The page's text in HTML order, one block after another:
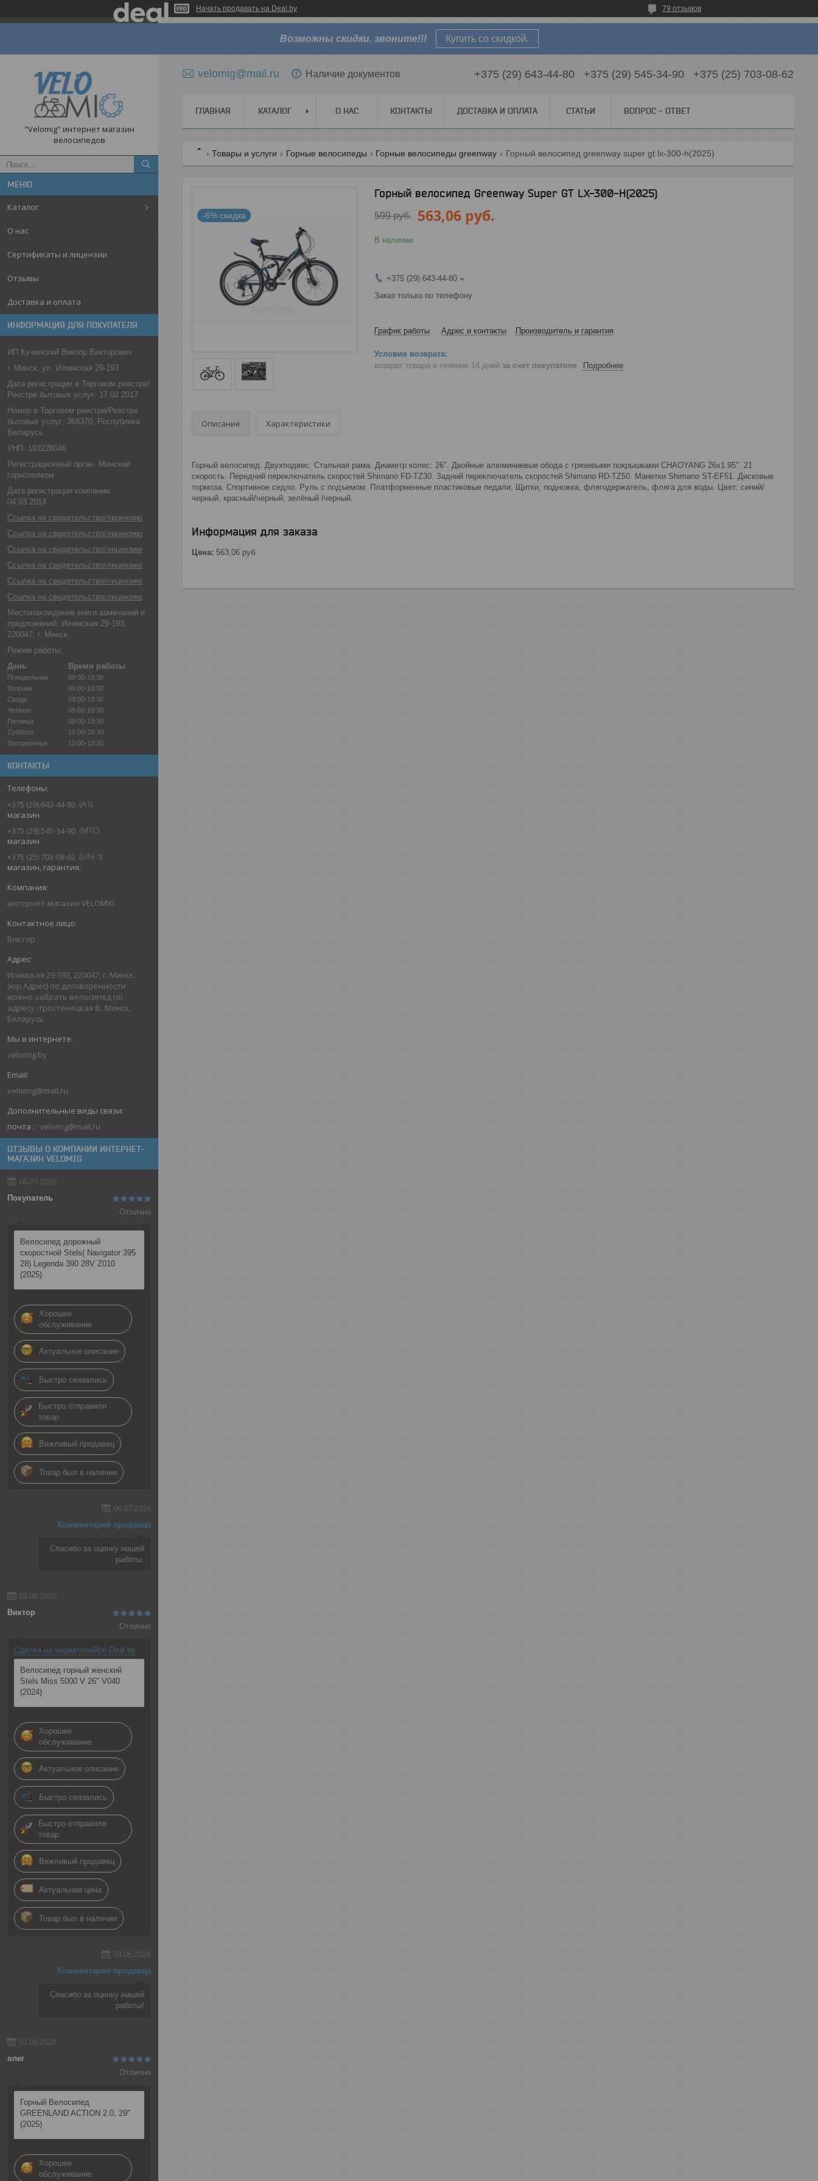
Начать продавать на Deal.by 79 отзывов
Возможны скидки, звоните!!! Купить со скидкой.
"Velomig" интернет магазин
велосипедов
Каталог
О нас
Сертификаты и лицензии
Отзывы
Доставка и оплата
ИНФОРМАЦИЯ ДЛЯ ПОКУПАТЕЛЯ
ИП Кучинский Виктор Викторович
г. Минск, ул. Илимская 29-193
Дата регистрации в Торговом реестре/
Реестре бытовых услуг: 17.02.2017
Номер в Торговом реестре/Реестре
бытовых услуг: 368370, Республика
Беларусь
УНП: 192228046
Регистрационный орган: Минский
горисполком
Дата регистрации компании:
04.03.2014
Ссылка на свидетельство/лицензию
Ссылка на свидетельство/лицензию
Ссылка на свидетельство/лицензию
Ссылка на свидетельство/лицензию
Ссылка на свидетельство/лицензию
Ссылка на свидетельство/лицензию
Местонахождение книги замечаний и
предложений: Илимская 29-193,
220047, г. Минск
Режим работы:
День
Время работы
Понедельник
09:00-19:30
Вторник
09:00-19:30
Среда
09:00-19:30
Четверг
09:00-19:30
Пятница
09:00-19:30
Суббота
10:00-18:30
Воскресенье
10:00-18:30
КОНТАКТЫ
+375 (29) 643-44-80 A1
магазин
+375 (29) 545-34-90
MTC
магазин
+375 (25) 703-08-62
Life :)
магазин, гарантия.
интернет-магазин VELOMIG
Виктор
Илимская 29-193, 220047, г. Минск.
(юр.Адрес) по договорённости
можно забрать велосипед по
адресу :тростенецкая 8., Минск,
Беларусь
velomig.by
velomig@mail.ru
почта velomig@mail.ru
ОТЗЫВЫ О КОМПАНИИ ИНТЕРНЕТ-
МАГАЗИН VELOMIG
06.07.2026
Покупатель
Отлично
Велосипед дорожный
скоростной Stels( Navigator 395
28) Legenda 390 28V Z010
(2025)
Хорошее
обслуживание
Актуальное описание
Быстро связались
Быстро отправили
товар
Вежливый продавец
Товар был в наличии
06.07.2026
Комментарий продавца
Спасибо за оценку нашей
работы.
03.06.2026
Виктор
Отлично
Сделка на маркетплейсе Deal.by
Велосипед горный женский
Stels Miss 5000 V 26" V040
(2024)
Хорошее
обслуживание
Актуальное описание
Быстро связались
Быстро отправили
товар
Вежливый продавец
Актуальная цена
Товар был в наличии
03.06.2026
Комментарий продавца
Спасибо за оценку нашей
работы!
01.06.2026
олег
Отлично
Горный Велосипед
GREENLAND ACTION 2.0, 29"
(2025)
Хорошее
обслуживание
velomig@mail.ru Наличие документов +375 (29) 643-44-80 +375 (29) 545-34-90 +375 (25) 703-08-62
ГЛАВНАЯ КАТАЛОГ О НАС КОНТАКТЫ ДОСТАВКА И ОПЛАТА СТАТЬИ ВОПРОС - ОТВЕТ
Товары и услуги Горные велосипеды Горные велосипеды greenway Горный велосипед greenway super gt lx-300-h(2025)
-6%
Горный велосипед Greenway Super GT LX-300-H(2025)
599руб. 563,06 руб.
В наличии
+375 (29) 643-44-80
Заказ только по телефону
График работы Адрес и контакты Производитель и гарантия
возврат товара в течение 14 дней за счет покупателя Подробнее
Описание Характеристики
Горный велосипед. Двухподвес. Стальная рама. Диаметр колес: 26". Двойные алюминиевые обода с грязевыми покрышками CHAOYANG 26x1.95". 21
скорость. Передний переключатель скоростей Shimano FD-TZ30. Задний переключатель скоростей Shimano RD-TZ50. Манетки Shimano ST-EF51. Дисковые
тормоза. Спортивное седло. Руль с подъемом. Платформенные пластиковые педали. Щитки, подножка, флягодержатель, фляга для воды. Цвет: синий/
черный, красный/черный, зелёный /черный.
Информация для заказа
Цена: 563,06 руб.